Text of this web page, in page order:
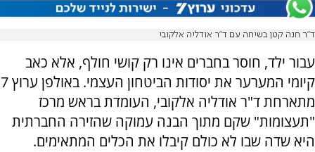
ד”ר חנה קטן בשיחה עם ד"ר אודליה אלקובי
עבור ילד, חוסר בחברים אינו רק קושי חולף, אלא כאב
קיומי המערער את יסודות הביטחון העצמי. באולפן ערוץ 7
מתארחת ד"ר אודליה אלקובי, העומדת בראש מרכז
"תעצומות" שקם מתוך הבנה עמוקה שהזירה החברתית
היא שדה שבו לא כולם קיבלו את הכלים המתאימים.